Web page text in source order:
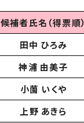
候補者氏名（得票順）
田中 ひろみ
神浦 由美子
小薗 いくや
上野 あきら